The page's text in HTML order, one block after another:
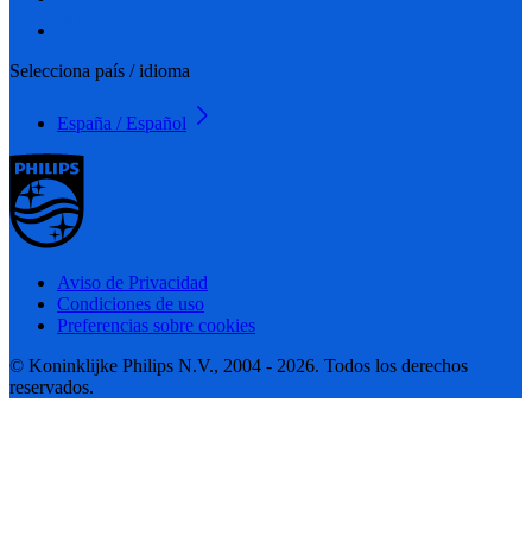
Selecciona país / idioma
España / Español
Aviso de Privacidad
Condiciones de uso
Preferencias sobre cookies
© Koninklijke Philips N.V., 2004 - 2026. Todos los derechos
reservados.